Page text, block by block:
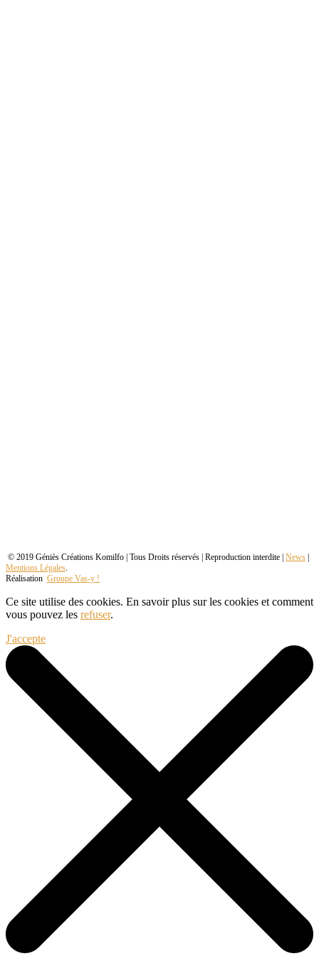
© 2019 Géniès Créations Komilfo | Tous Droits réservés | Reproduction interdite | News |
Mentions Légales.
Réalisation Groupe Vas-y !
Ce site utilise des cookies. En savoir plus sur les cookies et comment
vous pouvez les refuser.
J'accepte